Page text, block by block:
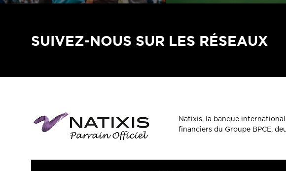
SUIVEZ-NOUS SUR LES RÉSEAUX
Natixis, la banque
financiers du Groupe BPCE,